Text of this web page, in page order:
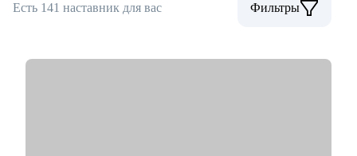
Есть 141 наставник для вас Фильтры